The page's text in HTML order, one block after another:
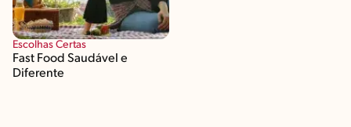
Escolhas Certas
Fast Food Saudável e
Diferente